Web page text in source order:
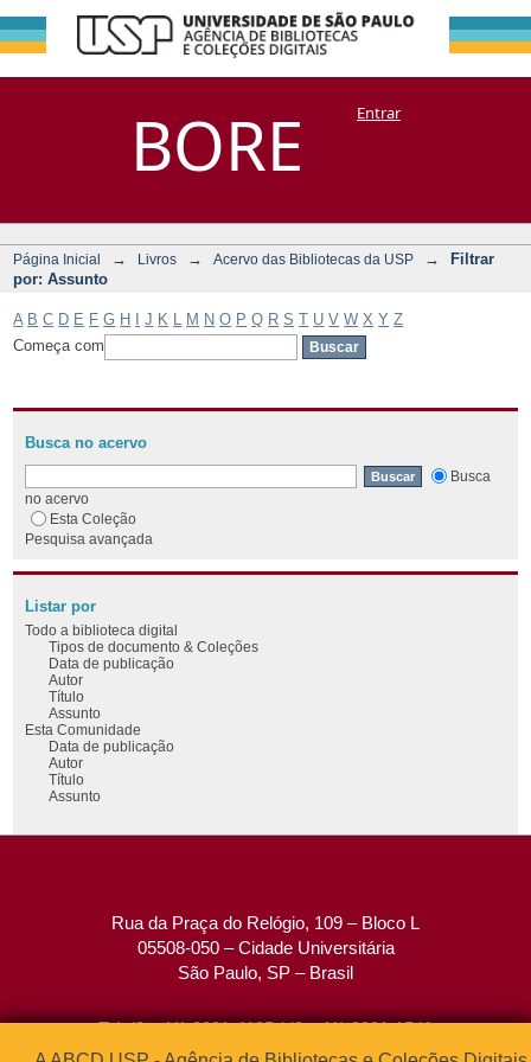
BORE
Filtrar por:
Assunto
DSpace/Manakin + CoriscoEntrar
Página Inicial → Livros → Acervo das Bibliotecas da USP →
Filtrar
por: Assunto
A B C D E F G H J K M N O P Q R S T U V W X Y Z
Começa com
Busca no acervo
Busca
no acervo
Esta Coleção
Pesquisa avançada
Listar por
Todo a biblioteca digital
Tipos de documento & Coleções
Data de publicação
Autor
Título
Assunto
Esta Comunidade
Data de publicação
Autor
Título
Assunto
Rua da Praça do Relógio, 109 – Bloco L
05508-050 – Cidade Universitária
São Paulo, SP – Brasil
Tel: (0xx11) 3091-4195 / (0xx11) 3091-1541
Fax: (0xx11) 3091-1567